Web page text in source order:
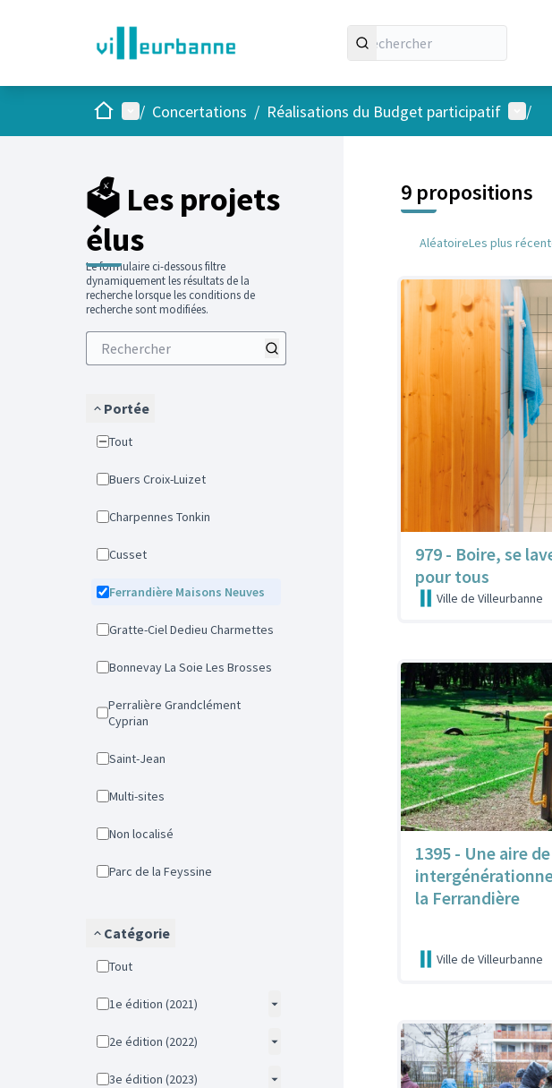
AccueilMenu principal
/ Concertations / Réalisations du Budget participatif Menu
/
🗳️ Les projets
élus
Le formulaire ci-dessous filtre
dynamiquement les résultats de la
recherche lorsque les conditions de
recherche sont modifiées.
Portée
Tout
Buers Croix-Luizet
Charpennes Tonkin
Cusset
Ferrandière Maisons Neuves
Gratte-Ciel Dedieu Charmettes
Bonnevay La Soie Les Brosses
Perralière Grandclément
Cyprian
Saint-Jean
Multi-sites
Non localisé
Parc de la Feyssine
Catégorie
Tout
1e édition (2021)
2e édition (2022)
3e édition (2023)
9 propositions
AléatoireLes plus
979 - Boire, se
pour tous
Ville de Villeurbanne
1395 - Une aire
la Ferrandière
Ville de Villeurbanne